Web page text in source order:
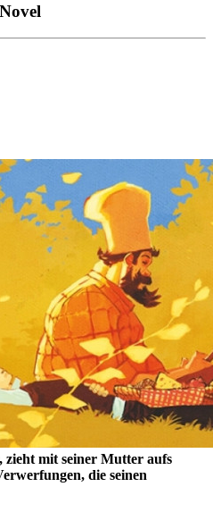
zieht mit seiner Mutter aufs
die seinen